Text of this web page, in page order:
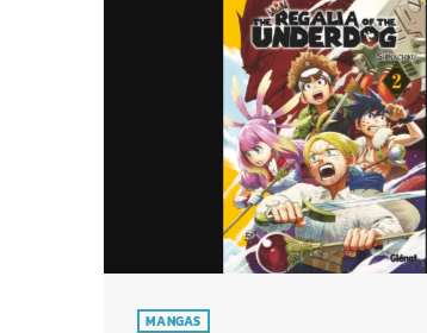
MANGAS